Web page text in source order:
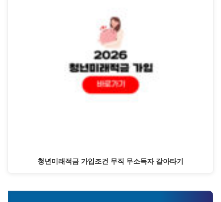
청년미래적금 가입조건 무직 무소득자 갈아타기